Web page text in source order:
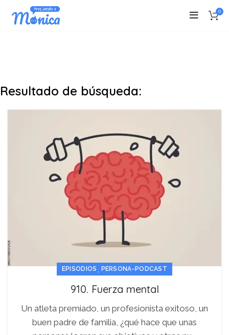
0
Resultado de búsqueda:
EPISODIOS , PERSONA-PODCAST
910. Fuerza mental
Un atleta premiado, un profesionista exitoso, un
buen padre de familia, ¿qué hace que unas